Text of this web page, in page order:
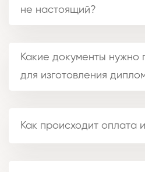
не настоящий?
Какие документы нужно
для изготовления
Как происходит оплата